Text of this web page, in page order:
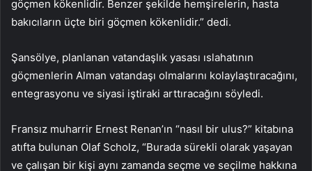
göçmen kökenlidir. Benzer şekilde hemşirelerin, hasta
bakıcıların üçte biri göçmen kökenlidir.” dedi.
Şansölye, planlanan vatandaşlık yasası ıslahatının
göçmenlerin Alman vatandaşı olmalarını kolaylaştıracağını,
entegrasyonu ve siyasi iştiraki arttıracağını söyledi.
Fransız muharrir Ernest Renan’ın “nasıl bir ulus?” kitabına
atıfta bulunan Olaf Scholz, “Burada sürekli olarak yaşayan
ve çalışan bir kişi aynı zamanda seçme ve seçilme hakkına